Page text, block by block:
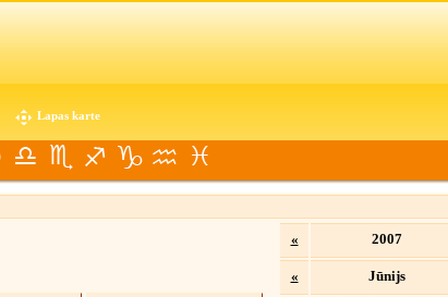
Lapas karte
« 2007
« Jūnijs